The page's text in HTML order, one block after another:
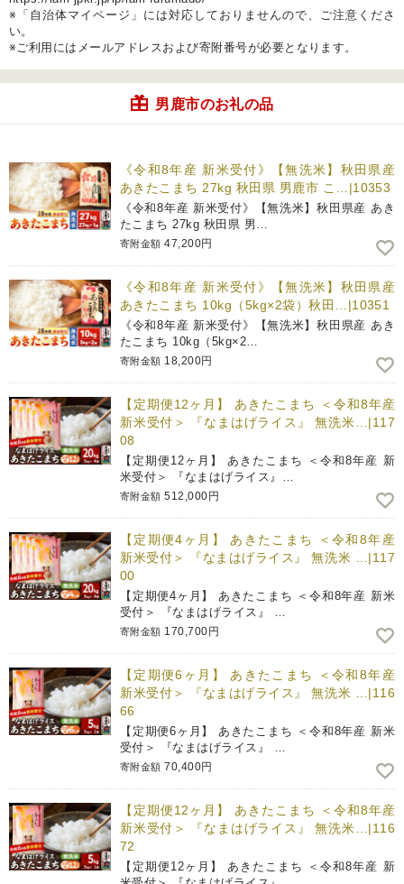
※「自治体マイページ」には対応しておりませんので、ご注意くださ
い。
※ご利用にはメールアドレスおよび寄附番号が必要となります。
男鹿市のお礼の品
《令和8年産 新米受付》【無洗米】秋田県産
あきたこまち 27kg 秋田県 男鹿市 こ…|10353
《令和8年産 新米受付》【無洗米】秋田県産 あき
たこまち 27kg 秋田県 男…
寄附金額 47,200円
《令和8年産 新米受付》【無洗米】秋田県産
あきたこまち 10kg（5kg×2袋）秋田…|10351
《令和8年産 新米受付》【無洗米】秋田県産 あき
たこまち 10kg（5kg×2…
寄附金額 18,200円
【定期便12ヶ月】 あきたこまち ＜令和8年産
新米受付＞ 『なまはげライス』 無洗米…|117
08
【定期便12ヶ月】 あきたこまち ＜令和8年産 新
米受付＞ 『なまはげライス』…
寄附金額 512,000円
【定期便4ヶ月】 あきたこまち ＜令和8年産
新米受付＞ 『なまはげライス』 無洗米 …|117
00
【定期便4ヶ月】 あきたこまち ＜令和8年産 新米
受付＞ 『なまはげライス』 …
寄附金額 170,700円
【定期便6ヶ月】 あきたこまち ＜令和8年産
新米受付＞ 『なまはげライス』 無洗米 …|116
66
【定期便6ヶ月】 あきたこまち ＜令和8年産 新米
受付＞ 『なまはげライス』 …
寄附金額 70,400円
【定期便12ヶ月】 あきたこまち ＜令和8年産
新米受付＞ 『なまはげライス』 無洗米…|116
72
【定期便12ヶ月】 あきたこまち ＜令和8年産 新